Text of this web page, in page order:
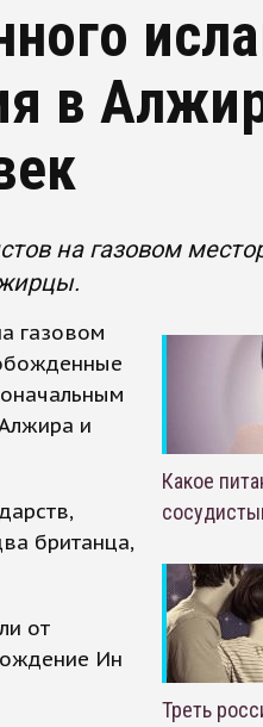
в
на газовом
газовом
и
британца,
от
Ин
Какое
Треть